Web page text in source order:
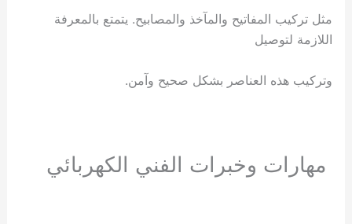
مثل تركيب المفاتيح والمآخذ والمصابيح. يتمتع بالمعرفة
اللازمة لتوصيل
وتركيب هذه العناصر بشكل صحيح وآمن.
مهارات وخبرات الفني الكهربائي